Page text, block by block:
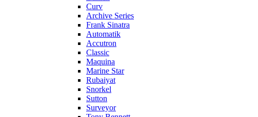
Curv
Archive Series
Frank Sinatra
Automatik
Accutron
Classic
Maquina
Marine Star
Rubaiyat
Snorkel
Sutton
Surveyor